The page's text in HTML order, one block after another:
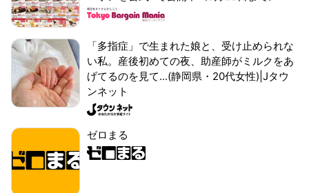
「多指症」で生まれた娘と、受け止められな
い私。産後初めての夜、助産師がミルクをあ
げてるのを見て...(静岡県・20代女性)|Jタウ
ンネット
ゼロまる